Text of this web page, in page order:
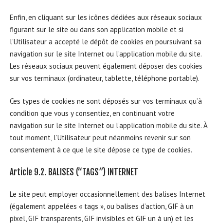
Enfin, en cliquant sur les icônes dédiées aux réseaux sociaux
figurant sur le site ou dans son application mobile et si
l’Utilisateur a accepté le dépôt de cookies en poursuivant sa
navigation sur le site Internet ou l’application mobile du site.
Les réseaux sociaux peuvent également déposer des cookies
sur vos terminaux (ordinateur, tablette, téléphone portable).
Ces types de cookies ne sont déposés sur vos terminaux qu’à
condition que vous y consentiez, en continuant votre
navigation sur le site Internet ou l’application mobile du site. À
tout moment, l’Utilisateur peut néanmoins revenir sur son
consentement à ce que le site dépose ce type de cookies.
Article 9.2. BALISES (“TAGS”) INTERNET
Le site peut employer occasionnellement des balises Internet
(également appelées « tags », ou balises d’action, GIF à un
pixel, GIF transparents, GIF invisibles et GIF un à un) et les